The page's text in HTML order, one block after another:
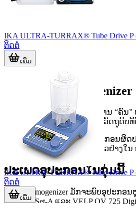
ບົດບາດຂອງ
homogenizer ບໍ່ໄດ້ໃຊ້ພຽງແຕ່ການ “
ອາຫານ, ຢາ ແລະ ງານທົດສອບວັດຖຸດິ
ໃນຫຼາຍກໍລະນີ, ການເລືອກອຸປະກອນຜິດ
ເຢື່ອ, suspension, emulsion ຫຼື ຕົວຢ່າງ
ປະເພດອຸປະກອນໃນກຸ່ມນີ້
ໃນກຸ່ມ homogenizer ມັກຈະພົບອຸປະກ
HG-15A-Set-A ແລະ VELP OV 725
IKA ULTRA-TURRAX® Tube Drive P
ຕິດຕໍ່
ເພີ່ມ
IKA ULTRA-TURRAX® Tube Drive P
ຕິດຕໍ່
ເພີ່ມ